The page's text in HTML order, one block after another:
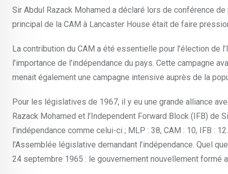
Sir Abdul Razack Mohamed a déclaré lors de conférence
principal de la CAM à Lancaster House était de faire
La contribution du CAM a été essentielle pour l’élection de
l’importance de l’indépendance du pays. Cette campagne
menait également une campagne intensive auprès de la
Pour les législatives de 1967, il y eu une grande alliance
Razack Mohamed et l’Independent Forward Block (IFB)
l’indépendance comme celui-ci ; MLP : 38, CAM : 10, IFB
l’Assemblée législative demandant l’indépendance. Quel
24 septembre 1965 : le gouvernement nouvellement formé